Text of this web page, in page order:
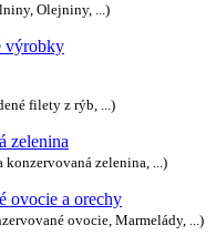
Olejniny, ...)
výrobky
filety z rýb, ...)
zelenina
konzervovaná zelenina, ...)
ovocie a orechy
ovocie, Marmelády, ...)